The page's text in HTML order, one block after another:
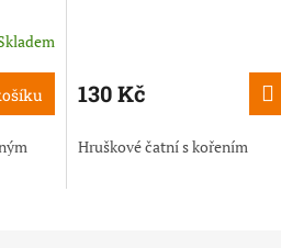
130 Kč
Hruškové čatní s kořením